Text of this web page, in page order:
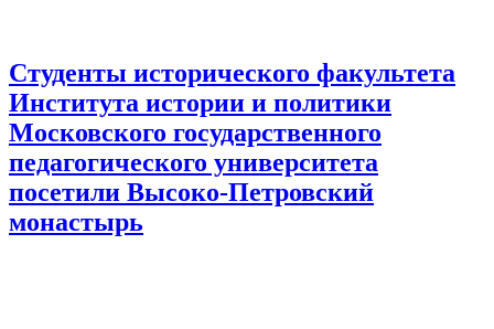
Студенты исторического факультета
Института истории и политики
Московского государственного
педагогического университета
посетили Высоко-Петровский
монастырь